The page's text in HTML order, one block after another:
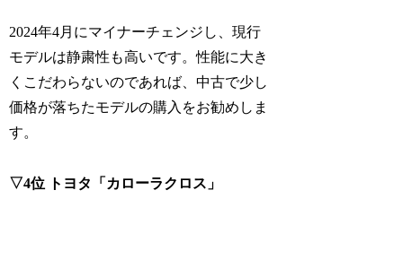
2024年4月にマイナーチェンジし、現行
モデルは静粛性も高いです。性能に大き
くこだわらないのであれば、中古で少し
価格が落ちたモデルの購入をお勧めしま
す。
▽4位 トヨタ「カローラクロス」